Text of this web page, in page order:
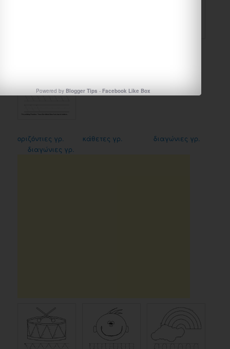
οριζόντιες γρ. κάθετες γρ.
διαγώνιες γρ.
διαγώνιες γρ.
Powered by Blogger Tips - Facebook Like Box